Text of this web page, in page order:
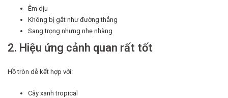
Êm dịu
Không bị gắt như đường thẳng
Sang trọng nhưng nhẹ nhàng
2. Hiệu ứng cảnh quan rất tốt
Hồ tròn dễ kết hợp với:
Cây xanh tropical